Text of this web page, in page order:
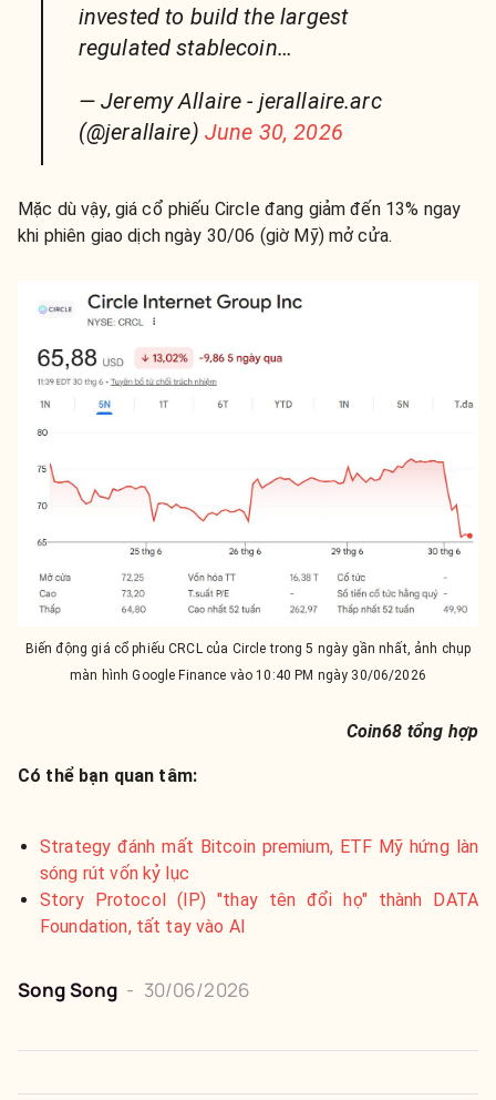
invested to build the largest
regulated stablecoin…
— Jeremy Allaire - jerallaire.arc
(@jerallaire) June 30, 2026
Mặc dù vậy, giá cổ phiếu Circle đang giảm đến 13% ngay
khi phiên giao dịch ngày 30/06 (giờ Mỹ) mở cửa.
Biến động giá cổ phiếu CRCL của Circle trong 5 ngày gần nhất, ảnh chụp
màn hình Google Finance vào 10:40 PM ngày 30/06/2026
Coin68 tổng hợp
Có thể bạn quan tâm:
Strategy đánh mất Bitcoin premium, ETF Mỹ hứng làn
sóng rút vốn kỷ lục
Story Protocol (IP) "thay tên đổi họ" thành DATA
Foundation, tất tay vào AI
Song Song - 30/06/2026